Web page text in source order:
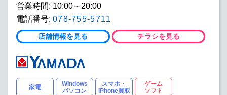
営業時間: 10:00～20:00
電話番号: 078-755-5711
店舗情報を見る チラシを見る
家電
Windows
パソコン
スマホ・
iPhone買取
ゲーム
ソフト